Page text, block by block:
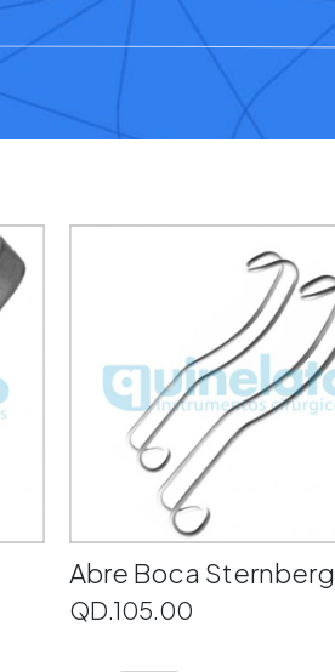
Abre Boca Sternberg
QD.105.00